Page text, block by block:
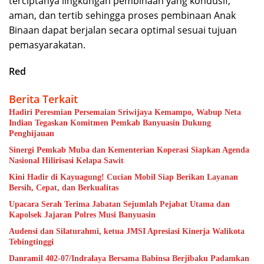
aman, dan tertib sehingga proses pembinaan Anak
Binaan dapat berjalan secara optimal sesuai tujuan
pemasyarakatan.
Red
Berita Terkait
Hadiri Peresmian Persemaian Sriwijaya Kemampo, Wabup Neta
Indian Tegaskan Komitmen Pemkab Banyuasin Dukung
Penghijauan
Sinergi Pemkab Muba dan Kementerian Koperasi Siapkan Agenda
Nasional Hilirisasi Kelapa Sawit
Kini Hadir di Kayuagung! Cucian Mobil Siap Berikan Layanan
Bersih, Cepat, dan Berkualitas
Upacara Serah Terima Jabatan Sejumlah Pejabat Utama dan
Kapolsek Jajaran Polres Musi Banyuasin
Audensi dan Silaturahmi, ketua JMSI Apresiasi Kinerja Walikota
Tebingtinggi
Danramil 402-07/Indralaya Bersama Babinsa Berjibaku Padamkan